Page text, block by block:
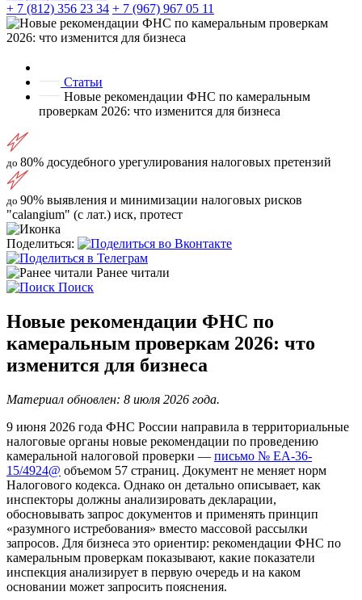
+ 7 (812) 356 23 34 + 7 (967) 967 05 11
Статьи
Новые рекомендации ФНС по камеральным
проверкам 2026: что изменится для бизнеса
до 80% досудебного урегулирования налоговых претензий
до 90% выявления и минимизации налоговых рисков
"calangium" (с лат.) иск, протест
Поделиться:
Ранее читали
Поиск
Новые рекомендации ФНС по
камеральным проверкам 2026: что
изменится для бизнеса
Материал обновлен: 8 июля 2026 года.
9 июня 2026 года ФНС России направила в территориальные
налоговые органы новые рекомендации по проведению
камеральной налоговой проверки — письмо № ЕА-36-
15/4924@ объемом 57 страниц. Документ не меняет норм
Налогового кодекса. Однако он детально описывает, как
инспекторы должны анализировать декларации,
обосновывать запрос документов и применять принцип
«разумного истребования» вместо массовой рассылки
запросов. Для бизнеса это ориентир: рекомендации ФНС по
камеральным проверкам показывают, какие показатели
инспекция анализирует в первую очередь и на каком
основании может запросить пояснения.